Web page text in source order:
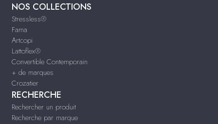
NOS COLLECTIONS
Stressless®
Fama
Artcopi
Lattoflex®
Convertible Contemporain
+ de marques
Crozatier
RECHERCHE
Rechercher un produit
Recherche par marque